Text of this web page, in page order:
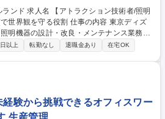
ン技術者/照明
役割 仕事の内容 東京ディズ
明機器の設計・改良・メンテナンス業務を
含まない アトラクション技術者
ナンスを通じて、ゲストに驚きと興奮に満
社の技術職は、自分が手がけたものを常に
アトラクション技術
品質で世界観を守る役割
以上 転勤なし 退職金あり 在宅OK
経験から挑戦できるオフィスワー
生産管理